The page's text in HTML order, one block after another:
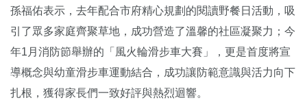
孫福佑表示，去年配合市府精心規劃的閱讀野餐日活動，吸
引了眾多家庭齊聚草地，成功營造了溫馨的社區凝聚力；今
年1月消防節舉辦的「風火輪滑步車大賽」，更是首度將宣
導概念與幼童滑步車運動結合，成功讓防範意識與活力向下
扎根，獲得家長們一致好評與熱烈迴響。